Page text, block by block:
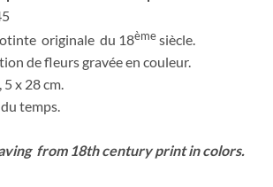
originale du 18èmesiècle.
de fleurs gravée en couleur.
x 28 cm.
temps.
from 18th century print in colors.